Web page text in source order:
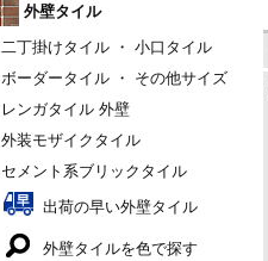
外壁タイル
二丁掛けタイル ・ 小口タイル
ボーダータイル ・ その他サイズ
レンガタイル 外壁
外装モザイクタイル
セメント系ブリックタイル
出荷の早い外壁タイル
外壁タイルを色で探す